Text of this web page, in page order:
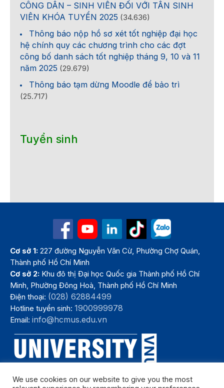
CÔNG DÂN – SINH VIÊN ĐỐI VỚI TÂN SINH
VIÊN KHÓA TUYỂN 2025 (34.636)
Thông báo nộp hồ sơ xét tốt nghiệp đại học
hệ chính quy các chương trình cho các đợt
công bố danh sách tốt nghiệp tháng 9, 10 và 11
năm 2025 (29.679)
Thông báo tạm dừng Moodle để bảo trì
(25.717)
Tuyển sinh
Cơ sở 1: 227 đường Nguyễn Văn Cừ, Phường Chợ Quán,
Thành phố Hồ Chí Minh
Cơ sở 2: Khu đô thị Đại học Quốc gia Thành phố Hồ Chí
Minh, Phường Đông Hoà, Thành phố Hồ Chí Minh
Điện thoại: (028) 62884499
Hotline tuyển sinh:1900999978
Email:info@hcmus.edu.vn
We use cookies on our website to give you the most